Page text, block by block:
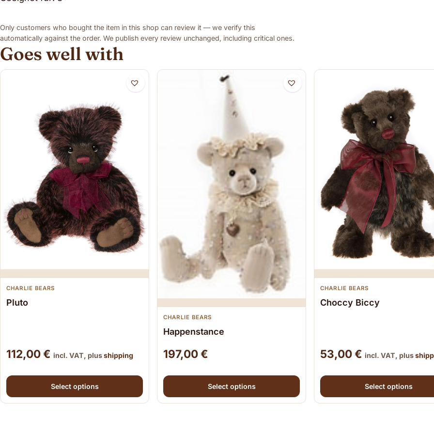
Only customers who bought the item in this shop can review it — we verify this
automatically against the order. We publish every review unchanged, including critical ones.
Goes well with
CHARLIE BEARS
Pluto
112,00€ incl. VAT, plusshipping
Select options
This product has multiple variants. The options may be chosen on the product page
CHARLIE BEARS
Happenstance
197,00€
Select options
This product has multiple variants. The options may be chosen
CHARLIE BEARS
Choccy Biccy
53,00€ incl. VAT, plus
Select options
This product has multiple